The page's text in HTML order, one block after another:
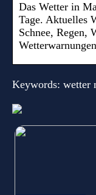
Das Wetter in
Tage. Aktuelles
Schnee, Regen,
Keywords: wetter